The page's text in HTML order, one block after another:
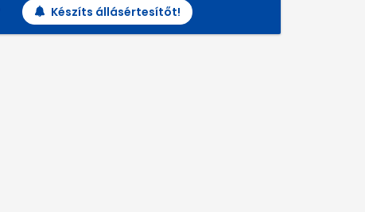
Készíts állásértesítőt!